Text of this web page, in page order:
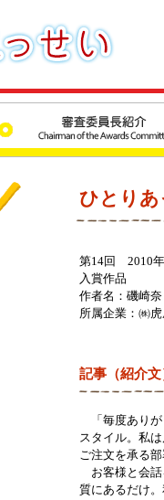
ひとり
第14回 2010
入賞作品
作者名：磯崎
所属企業：㈱
記事（紹介文
「毎度ありが
スタイル。私
ご注文を承る
お客様と会話
質にあるだけ